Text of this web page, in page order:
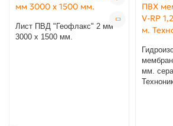
Лист ПВД "Геофлакс" 2 мм
3000 х 1500 мм.
мм.